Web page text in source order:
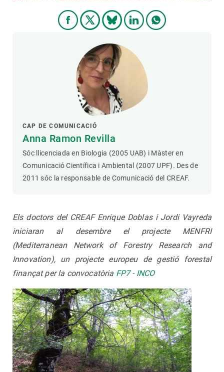
CAP DE COMUNICACIÓ
Anna Ramon Revilla
Sóc llicenciada en Biologia (2005 UAB) i Màster en
Comunicació Científica i Ambiental (2007 UPF). Des de
2011 sóc la responsable de Comunicació del CREAF.
Els doctors del CREAF Enrique Doblas i Jordi Vayreda
iniciaran al desembre el projecte MENFRI
(Mediterranean Network of Forestry Research and
Innovation), un projecte europeu de gestió forestal
finançat per la convocatòria FP7 - INCO